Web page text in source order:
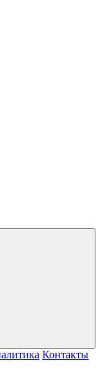
Контакты